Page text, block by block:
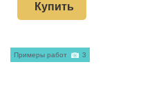
Купить
Примеры работ 3